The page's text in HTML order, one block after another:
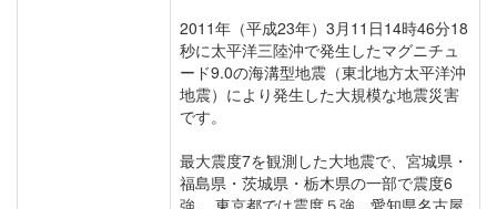
2011年（平成23年）3月11日14時46分18
秒に太平洋三陸沖で発生したマグニチュ
ード9.0の海溝型地震（東北地方太平洋沖
地震）により発生した大規模な地震災害
です。
最大震度7を観測した大地震で、宮城県・
福島県・茨城県・栃木県の一部で震度6
強、 東京都では震度５強、愛知県名古屋